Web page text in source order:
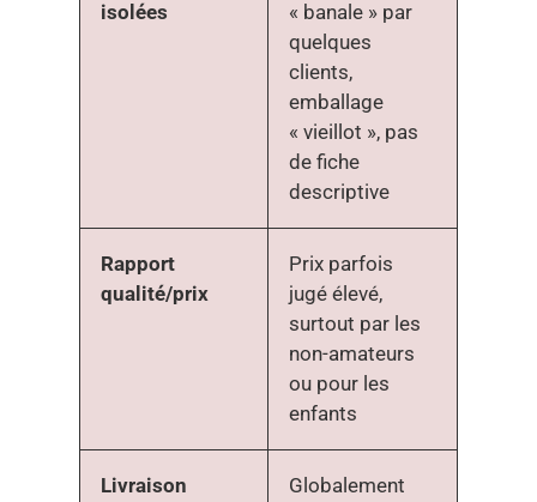
isolées
« banale » par
quelques
clients,
emballage
« vieillot », pas
de fiche
descriptive
Rapport
qualité/prix
Prix parfois
jugé élevé,
surtout par les
non-amateurs
ou pour les
enfants
Livraison
Globalement